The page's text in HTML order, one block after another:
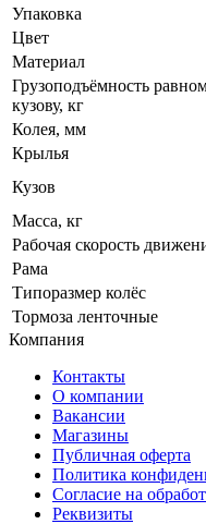
Упаковка
Цвет
Материал
Грузоподъёмность
кузову, кг
Колея, мм
Крылья
Кузов
Масса, кг
Рабочая скорость
Рама
Типоразмер колёс
Тормоза ленточные
Компания
Контакты
О компании
Вакансии
Магазины
Публичная оферта
Политика
Согласие на
Реквизиты